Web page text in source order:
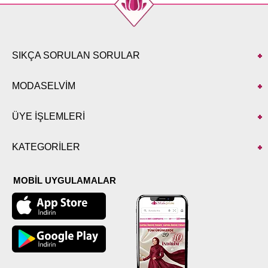
SIKÇA SORULAN SORULAR
MODASELVİM
ÜYE İŞLEMLERİ
KATEGORİLER
MOBİL UYGULAMALAR